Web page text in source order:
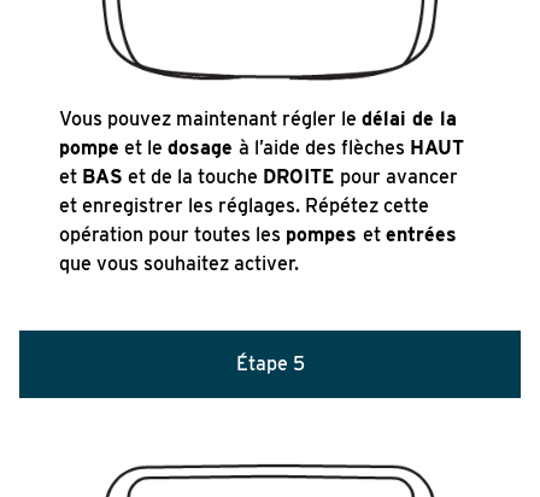
Vous pouvez maintenant régler ledélai de la
pompe et ledosageà l’aide des flèches HAUT
et BAS et de la touche DROITE pour avancer
et enregistrer les réglages. Répétez cette
opération pour toutes les pompesetentrées
que vous souhaitez activer.
Étape 5